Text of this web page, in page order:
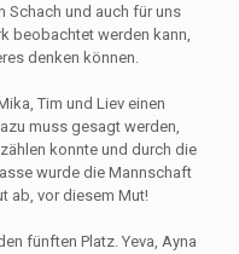
Schach und auch für uns
beobachtet werden kann,
denken können.
Tim und Liev einen
muss gesagt werden,
konnte und durch die
wurde die Mannschaft
ab, vor diesem Mut!
fünften Platz. Yeva, Ayna